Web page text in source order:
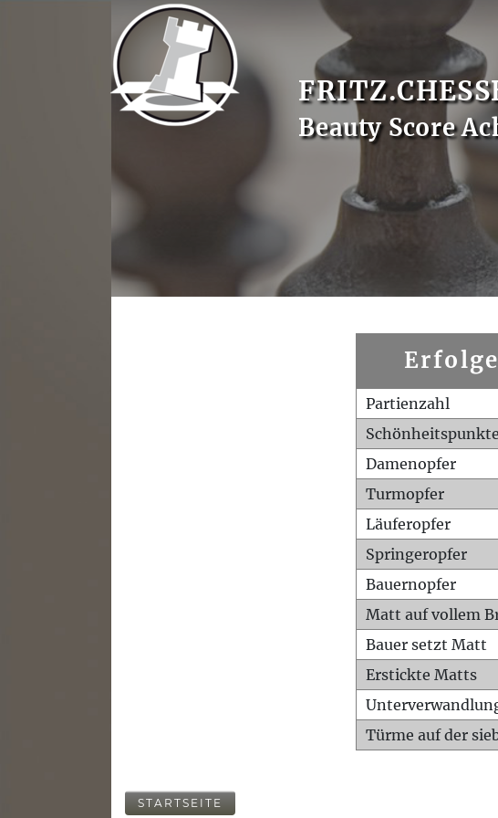
Beauty Score
Partienzahl
Schönheitspunkte
Damenopfer
Turmopfer
Läuferopfer
Springeropfer
Bauernopfer
Matt auf vollem
Bauer setzt Matt
Erstickte Matts
Türme auf der
STARTSEITE